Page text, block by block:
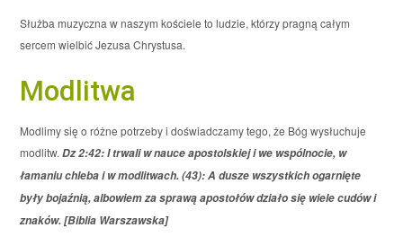
Służba muzyczna w naszym kościele to ludzie, którzy pragną całym
sercem wielbić Jezusa Chrystusa.
Modlitwa
Modlimy się o różne potrzeby i doświadczamy tego, że Bóg wysłuchuje
modlitw. Dz 2:42: I trwali w nauce apostolskiej i we wspólnocie, w
łamaniu chleba i w modlitwach. (43): A dusze wszystkich ogarnięte
były bojaźnią, albowiem za sprawą apostołów działo się wiele cudów i
znaków. [Biblia Warszawska]